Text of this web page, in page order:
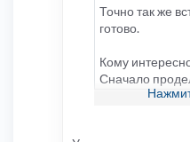
Точно так же
готово.
Кому
Сначало